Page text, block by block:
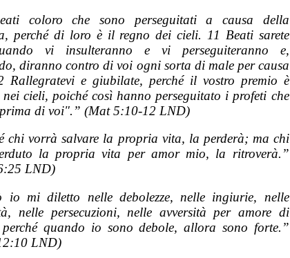
coloro che sono perseguitati a causa della
perché di loro è il regno dei cieli. 11 Beati sarete
vi insulteranno e vi perseguiteranno e,
diranno contro di voi ogni sorta di male per causa
Rallegratevi e giubilate, perché il vostro premio è
cieli, poiché così hanno perseguitato i profeti che
di voi".” (Mat 5:10-12 LND)
chi vorrà salvare la propria vita, la perderà; ma chi
la propria vita per amor mio, la ritroverà.”
LND)
io mi diletto nelle debolezze, nelle ingiurie, nelle
nelle persecuzioni, nelle avversità per amore di
quando io sono debole, allora sono forte.”
LND)